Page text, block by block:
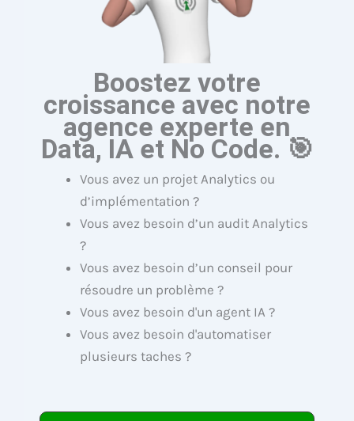
Boostez votre
croissance avec notre
agence experte en
Data, IA et No Code. 🎯
Vous avez un projet Analytics ou
d’implémentation ?
Vous avez besoin d’un audit Analytics
?
Vous avez besoin d’un conseil pour
résoudre un problème ?
Vous avez besoin d'un agent IA ?
Vous avez besoin d'automatiser
plusieurs taches ?